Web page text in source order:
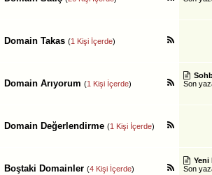
Domain Takas (1 Kişi İçerde)
Domain Arıyorum (1 Kişi İçerde)
Son
Domain Değerlendirme (1 Kişi İçerde)
Boştaki Domainler (4 Kişi İçerde)
Yeni
Son